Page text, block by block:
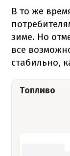
В то же
зиме. Но
все
стабильно,
Топливо